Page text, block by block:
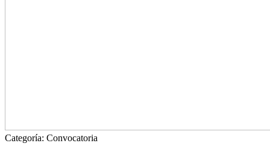
Categoría: Convocatoria